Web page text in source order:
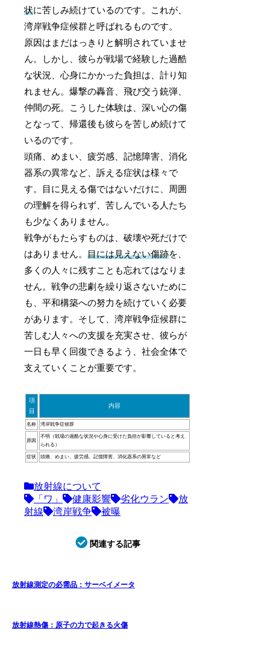
状に苦しみ続けているのです。これが、
湾岸戦争症候群と呼ばれるものです。
原因はまだはっきりと解明されていませ
ん。しかし、彼らが戦場で経験した過酷
な状況、心身にかかった負担は、計り知
れません。爆撃の轟音、飛び交う銃弾、
仲間の死。こうした体験は、深い心の傷
となって、帰還後も彼らを苦しめ続けて
いるのです。
頭痛、めまい、疲労感、記憶障害、消化
器系の異常など、訴える症状は様々で
す。目に見える傷ではないだけに、周囲
の理解を得られず、苦しんでいる人たち
も少なくありません。
戦争がもたらすものは、破壊や死だけで
はありません。目には見えない傷跡を、
多くの人々に残すことも忘れてはなりま
せん。戦争の悲劇を繰り返さないために
も、平和構築への努力を続けていく必要
があります。そして、湾岸戦争症候群に
苦しむ人々への支援を充実させ、彼らが
一日も早く回復できるよう、社会全体で
支えていくことが重要です。
項
目
内容
名称 湾岸戦争症候群
原因
不明（戦場の過酷な状況や心身に受けた負担が影響していると考え
られる）
症状 頭痛、めまい、疲労感、記憶障害、消化器系の異常など
放射線について
「ワ」
健康影響 劣化ウラン
放
射線
湾岸戦争 被曝
関連する記事
放射線測定の必需品：サーベイメータ
放射線熱傷：原子の力で起きる火傷